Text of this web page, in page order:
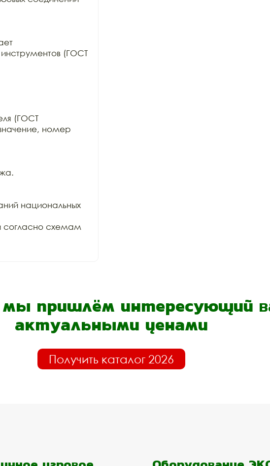
(ГОСТ
(ГОСТ
номер
национальных
согласно схемам
пришлём интересующий
актуальными ценами
Получить каталог 2026